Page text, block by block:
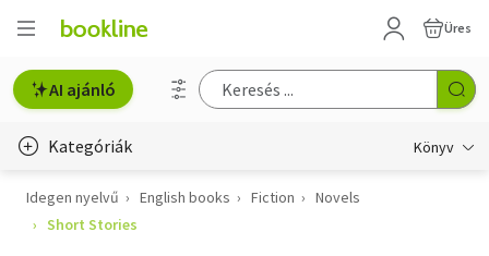
Üres
AI ajánló
Kategóriák Könyv
Életmód, egészség
Idegen nyelvű English books Fiction
Novels
Short Stories